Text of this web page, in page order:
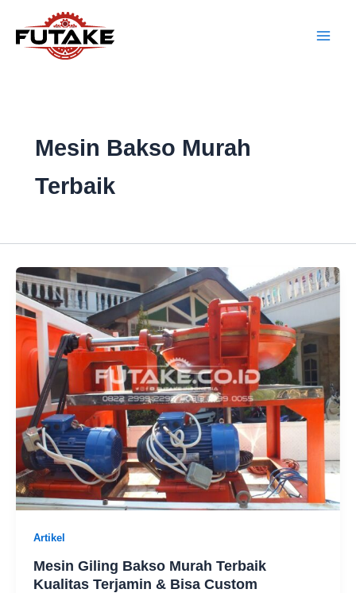
konten
Mesin Bakso Murah
Terbaik
Artikel
Mesin Giling Bakso Murah Terbaik
Kualitas Terjamin & Bisa Custom